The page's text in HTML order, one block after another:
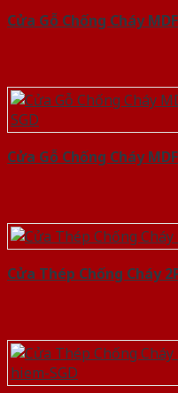
Cửa Gỗ Chống Cháy
Cửa Gỗ Chống Cháy
Cửa Thép Chống Cháy